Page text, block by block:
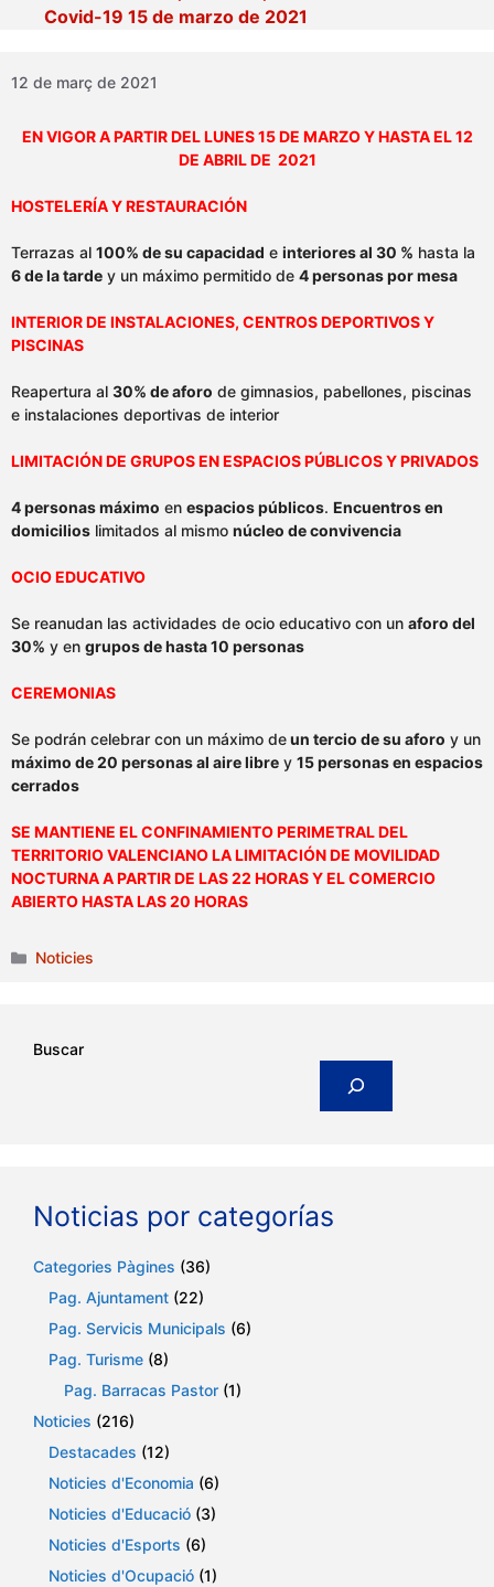
Covid-19 15 de marzo de 2021
12 de març de 2021
EN VIGOR A PARTIR DEL LUNES 15 DE MARZO Y HASTA EL 12
DE ABRIL DE 2021
HOSTELERÍA Y RESTAURACIÓN
Terrazas al 100% de su capacidad e interiores al 30 % hasta la
6 de la tarde y un máximo permitido de 4 personas por mesa
INTERIOR DE INSTALACIONES, CENTROS DEPORTIVOS Y
PISCINAS
Reapertura al 30% de aforo de gimnasios, pabellones, piscinas
e instalaciones deportivas de interior
LIMITACIÓN DE GRUPOS EN ESPACIOS PÚBLICOS Y PRIVADOS
4 personas máximo en espacios públicos. Encuentros en
domicilios limitados al mismo núcleo de convivencia
OCIO EDUCATIVO
Se reanudan las actividades de ocio educativo con un aforo del
30% y en grupos de hasta 10 personas
CEREMONIAS
Se podrán celebrar con un máximo deun tercio de su aforo y un
máximo de 20 personas al aire libre y 15 personas en espacios
cerrados
SE MANTIENE EL CONFINAMIENTO PERIMETRAL DEL
TERRITORIO VALENCIANO LA LIMITACIÓN DE MOVILIDAD
NOCTURNA A PARTIR DE LAS 22 HORAS Y EL COMERCIO
ABIERTO HASTA LAS 20 HORAS
Categories
Noticies
Buscar
Noticias por categorías
Categories Pàgines (36)
Pag. Ajuntament (22)
Pag. Servicis Municipals (6)
Pag. Turisme (8)
Pag. Barracas Pastor (1)
Noticies (216)
Destacades (12)
Noticies d'Economia (6)
Noticies d'Educació (3)
Noticies d'Esports (6)
Noticies d'Ocupació (1)